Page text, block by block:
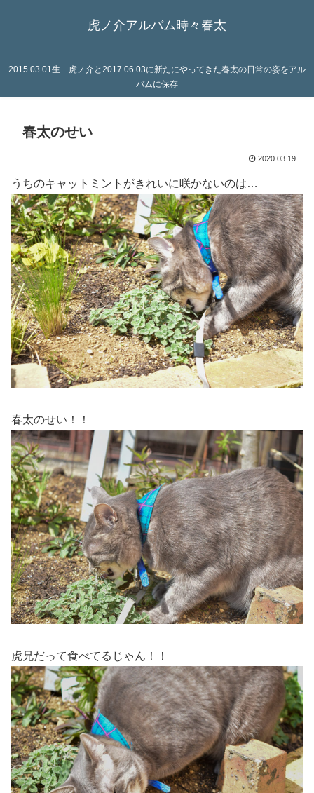
虎ノ介アルバム時々春太
2015.03.01生 虎ノ介と2017.06.03に新たにやってきた春太の日常の姿をアル
バムに保存
春太のせい
2020.03.19
うちのキャットミントがきれいに咲かないのは…
春太のせい！！
虎兄だって食べてるじゃん！！